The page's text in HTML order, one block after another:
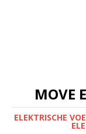
MOVE
ELEKTRISCHE